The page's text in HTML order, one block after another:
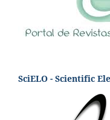
SciELO - Scientific